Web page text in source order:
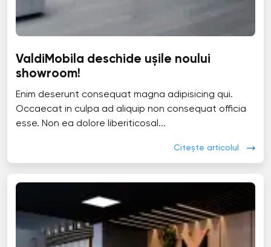
ValdiMobila deschide ușile noului
showroom!
Enim deserunt consequat magna adipisicing qui.
Occaecat in culpa ad aliquip non consequat officia
esse. Non ea dolore liberiticosal...
Citește articolul